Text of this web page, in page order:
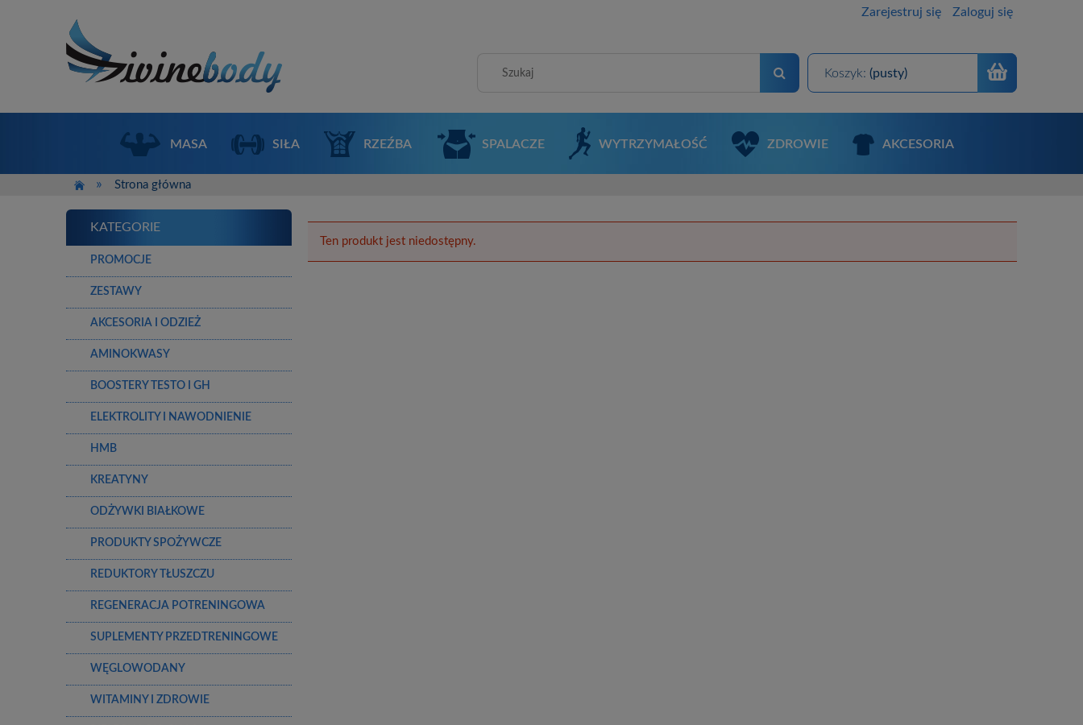
Zarejestruj się Zaloguj się
Koszyk: (pusty)
MASA SIŁA RZEŹBA SPALACZE WYTRZYMAŁOŚĆ ZDROWIE AKCESORIA
» Strona główna
KATEGORIE
PROMOCJE
ZESTAWY
AKCESORIA I ODZIEŻ
AMINOKWASY
BOOSTERY TESTO I GH
ELEKTROLITY I NAWODNIENIE
HMB
KREATYNY
ODŻYWKI BIAŁKOWE
PRODUKTY SPOŻYWCZE
REDUKTORY TŁUSZCZU
REGENERACJA POTRENINGOWA
SUPLEMENTY PRZEDTRENINGOWE
WĘGLOWODANY
WITAMINY I ZDROWIE
Ten produkt jest niedostępny.